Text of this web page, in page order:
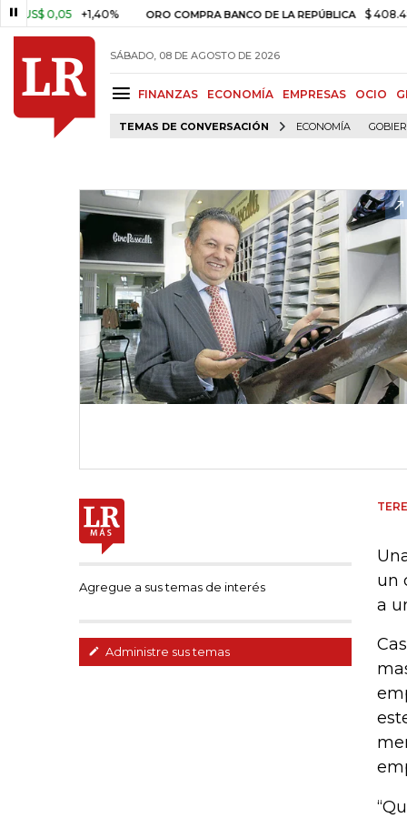
+1,40% ORO COMPRA BANCO DE LA REPÚBLICA $ 408.498,97
SÁBADO, 08 DE AGOSTO DE 2026
FINANZAS ECONOMÍA EMPRESAS OCIO
TEMAS DE CONVERSACIÓN ECONOMÍA
Agregue a sus temas de interés
Administre sus temas
un
a